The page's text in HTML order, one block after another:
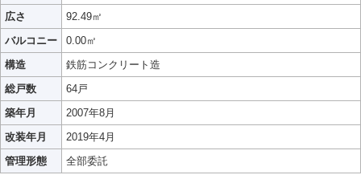
広さ
92.49㎡
バルコニー
0.00㎡
構造
鉄筋コンクリート造
総戸数
64戸
築年月
2007年8月
改装年月
2019年4月
管理形態
全部委託